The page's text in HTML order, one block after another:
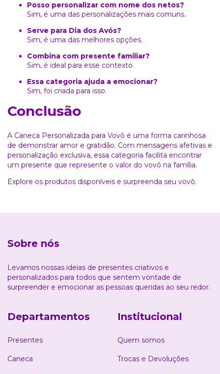
Posso personalizar com nome dos netos?
Sim, é uma das personalizações mais comuns.
Serve para Dia dos Avós?
Sim, é uma das melhores opções.
Combina com presente familiar?
Sim, é ideal para esse contexto.
Essa categoria ajuda a emocionar?
Sim, foi criada para isso.
Conclusão
A Caneca Personalizada para Vovô é uma forma carinhosa
de demonstrar amor e gratidão. Com mensagens afetivas e
personalização exclusiva, essa categoria facilita encontrar
um presente que represente o valor do vovô na família.
Explore os produtos disponíveis e surpreenda seu vovô.
Sobre nós
Levamos nossas ideias de presentes criativos e
personalizados para todos que sentem vontade de
surpreender e emocionar as pessoas queridas ao seu redor.
Departamentos
Presentes
Caneca
Institucional
Quem somos
Trocas e Devoluções